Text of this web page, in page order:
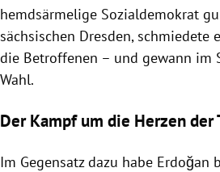
hemdsärmelige Sozialdemokrat
sächsischen Dresden, schmiedete
die Betroffenen – und gewann im
Wahl.
Der Kampf um die Herzen der
Im Gegensatz dazu habe Erdoğan